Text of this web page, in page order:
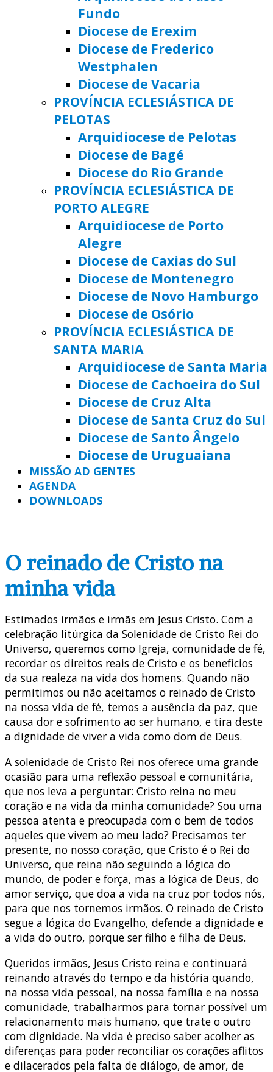
Fundo
Diocese de Erexim
Diocese de Frederico
Westphalen
Diocese de Vacaria
PROVÍNCIA ECLESIÁSTICA DE
PELOTAS
Arquidiocese de Pelotas
Diocese de Bagé
Diocese do Rio Grande
PROVÍNCIA ECLESIÁSTICA DE
PORTO ALEGRE
Arquidiocese de Porto
Alegre
Diocese de Caxias do Sul
Diocese de Montenegro
Diocese de Novo Hamburgo
Diocese de Osório
PROVÍNCIA ECLESIÁSTICA DE
SANTA MARIA
Arquidiocese de Santa Maria
Diocese de Cachoeira do Sul
Diocese de Cruz Alta
Diocese de Santa Cruz do Sul
Diocese de Santo Ângelo
Diocese de Uruguaiana
MISSÃO AD GENTES
AGENDA
DOWNLOADS
O reinado de Cristo na
minha vida
Estimados irmãos e irmãs em Jesus Cristo. Com a
celebração litúrgica da Solenidade de Cristo Rei do
Universo, queremos como Igreja, comunidade de fé,
recordar os direitos reais de Cristo e os benefícios
da sua realeza na vida dos homens. Quando não
permitimos ou não aceitamos o reinado de Cristo
na nossa vida de fé, temos a ausência da paz, que
causa dor e sofrimento ao ser humano, e tira deste
a dignidade de viver a vida como dom de Deus.
A solenidade de Cristo Rei nos oferece uma grande
ocasião para uma reflexão pessoal e comunitária,
que nos leva a perguntar: Cristo reina no meu
coração e na vida da minha comunidade? Sou uma
pessoa atenta e preocupada com o bem de todos
aqueles que vivem ao meu lado? Precisamos ter
presente, no nosso coração, que Cristo é o Rei do
Universo, que reina não seguindo a lógica do
mundo, de poder e força, mas a lógica de Deus, do
amor serviço, que doa a vida na cruz por todos nós,
para que nos tornemos irmãos. O reinado de Cristo
segue a lógica do Evangelho, defende a dignidade e
a vida do outro, porque ser filho e filha de Deus.
Queridos irmãos, Jesus Cristo reina e continuará
reinando através do tempo e da história quando,
na nossa vida pessoal, na nossa família e na nossa
comunidade, trabalharmos para tornar possível um
relacionamento mais humano, que trate o outro
com dignidade. Na vida é preciso saber acolher as
diferenças para poder reconciliar os corações aflitos
e dilacerados pela falta de diálogo, de amor, de